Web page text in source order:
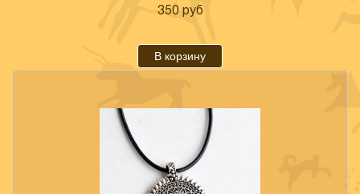
350 руб
В корзину